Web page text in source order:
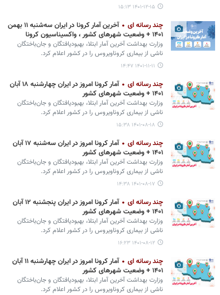
۱۴۰۱-۱۲-۱۵ ۱۵:۱۳
چند رسانه ای
آخرین آمار کرونا در ایران سه‌شنبه ۱۱ بهمن
۱۴۰۱ + وضعیت شهرهای کشور ، واکسیناسیون کرونا
وزارت بهداشت آخرین آمار ابتلا، بهبودیافتگان و جان‌باختگان
ناشی از بیماری کروناویروس را در کشور اعلام کرد.
۱۴۰۱-۱۱-۱۱ ۱۴:۴۷
چند رسانه ای
آمار کرونا امروز در ایران چهارشنبه ۱۸ آبان
۱۴۰۱ + وضعیت شهرهای کشور
وزارت بهداشت آخرین آمار ابتلا، بهبودیافتگان و جان‌باختگان
ناشی از بیماری کروناویروس را در کشور اعلام کرد.
۱۴۰۱-۰۸-۱۸ ۱۵:۳۸
چند رسانه ای
آمار کرونا امروز در ایران سه‌‎شنبه ۱۷ آبان
۱۴۰۱ + وضعیت شهرهای کشور
وزارت بهداشت آخرین آمار ابتلا، بهبودیافتگان و جان‌باختگان
ناشی از بیماری کروناویروس را در کشور اعلام کرد.
۱۴۰۱-۰۸-۱۷ ۱۴:۳۸
چند رسانه ای
آمار کرونا امروز در ایران پنجشنبه ۱۲ آبان
۱۴۰۱ + وضعیت شهرهای کشور
وزارت بهداشت آخرین آمار ابتلا، بهبودیافتگان و جان‌باختگان
ناشی از بیماری کروناویروس را در کشور اعلام کرد.
۱۴۰۱-۰۸-۱۲ ۱۶:۲۳
چند رسانه ای
آمار کرونا امروز در ایران چهارشنبه ۱۱ آبان
۱۴۰۱ + وضعیت شهرهای کشور
وزارت بهداشت آخرین آمار ابتلا، بهبودیافتگان و جان‌باختگان
ناشی از بیماری کروناویروس را در کشور اعلام کرد.